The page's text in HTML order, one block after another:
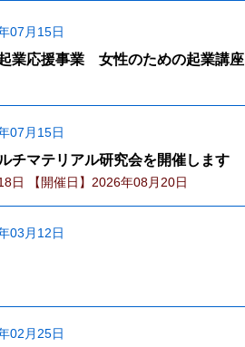
07月15日
業応援事業 女性のための起業講座
07月15日
チマテリアル研究会を開催します
日 【開催日】2026年08月20日
03月12日
02月25日